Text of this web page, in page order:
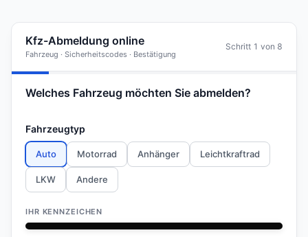
Kfz-Abmeldung online
Fahrzeug · Sicherheitscodes · Bestätigung
Schritt 1 von 8
Welches Fahrzeug möchten Sie abmelden?
Fahrzeugtyp
Auto Motorrad Anhänger Leichtkraftrad
LKW Andere
IHR KENNZEICHEN